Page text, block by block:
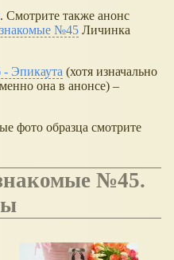
. Смотрите также анонс
№45 Личинка
Эпикаута (хотя изначально
она в анонсе) –
фото образца смотрите